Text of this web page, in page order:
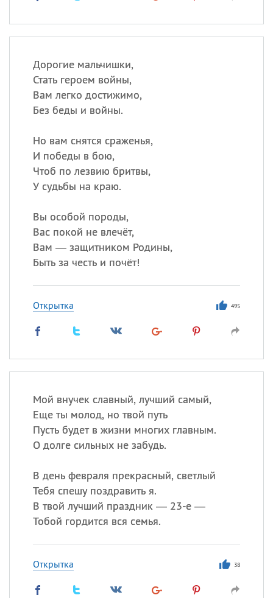
Дорогие мальчишки,
Стать героем войны,
Вам легко достижимо,
Без беды и войны.
Но вам снятся сраженья,
И победы в бою,
Чтоб по лезвию бритвы,
У судьбы на краю.
Вы особой породы,
Вас покой не влечёт,
Вам — защитником Родины,
Быть за честь и почёт!
Открытка 495
Мой внучек славный, лучший самый,
Еще ты молод, но твой путь
Пусть будет в жизни многих главным.
О долге сильных не забудь.
В день февраля прекрасный, светлый
Тебя спешу поздравить я.
В твой лучший праздник — 23-е —
Тобой гордится вся семья.
Открытка 38